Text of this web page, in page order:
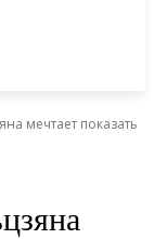
мечтает показать